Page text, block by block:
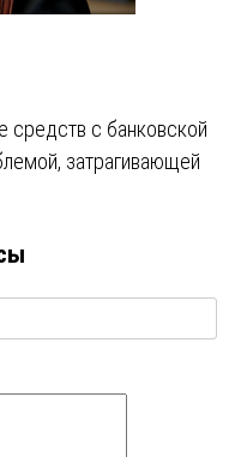
средств с банковской
затрагивающей